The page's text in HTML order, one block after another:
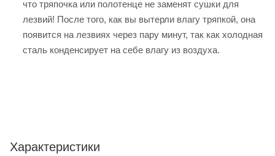
что тряпочка или полотенце не заменят сушки для
лезвий! После того, как вы вытерли влагу тряпкой, она
появится на лезвиях через пару минут, так как холодная
сталь конденсирует на себе влагу из воздуха.
Характеристики